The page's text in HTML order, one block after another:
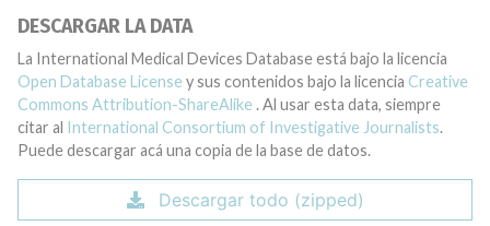
DESCARGAR LA DATA
La International Medical Devices Database está bajo la licencia
Open Database License y sus contenidos bajo la licencia Creative
Commons Attribution-ShareAlike . Al usar esta data, siempre
citar al International Consortium of Investigative Journalists.
Puede descargar acá una copia de la base de datos.
Descargar todo (zipped)